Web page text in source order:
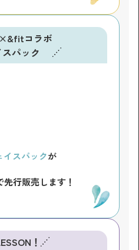
コラボ
パック
スパックが
行販売します！
！